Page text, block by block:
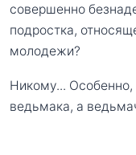
совершенно
подростка,
молодежи?
Никому... Особенно,
ведьмака, а